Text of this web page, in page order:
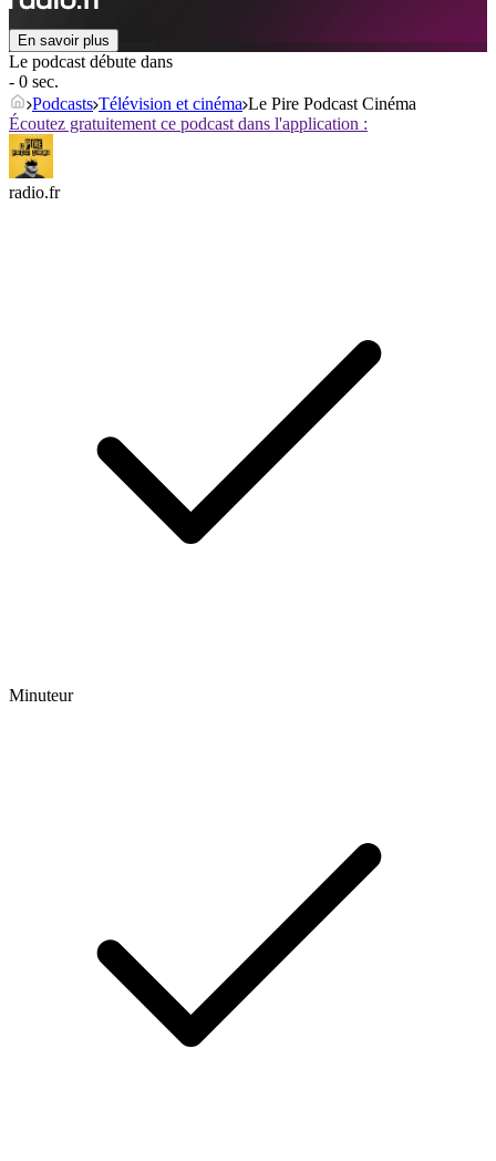
En savoir plus
Le podcast débute dans
- 0 sec.
Podcasts Télévision et cinéma Le Pire Podcast Cinéma
Écoutez gratuitement ce podcast dans l'application :
radio.fr
Minuteur